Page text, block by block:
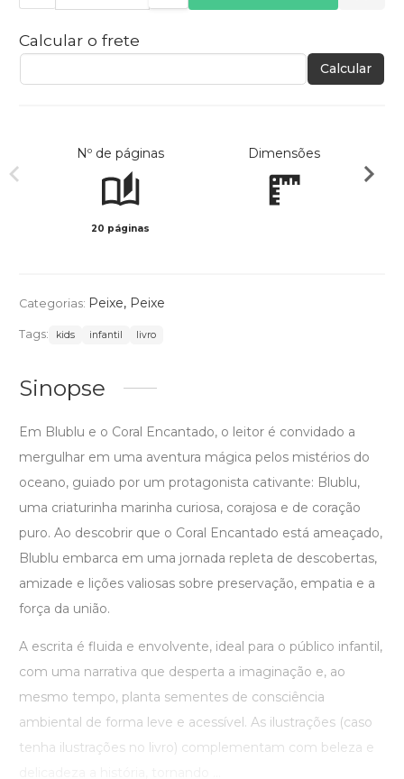
Calcular o frete
Calcular
Nº de páginas
20 páginas
Dimensões
Categorias: Peixe, Peixe
Tags: kids infantil livro
Sinopse
Em Blublu e o Coral Encantado, o leitor é convidado a
mergulhar em uma aventura mágica pelos mistérios do
oceano, guiado por um protagonista cativante: Blublu,
uma criaturinha marinha curiosa, corajosa e de coração
puro. Ao descobrir que o Coral Encantado está ameaçado,
Blublu embarca em uma jornada repleta de descobertas,
amizade e lições valiosas sobre preservação, empatia e a
força da união.
A escrita é fluida e envolvente, ideal para o público infantil,
com uma narrativa que desperta a imaginação e, ao
mesmo tempo, planta sementes de consciência
ambiental de forma leve e acessível. As ilustrações (caso
tenha ilustrações no livro) complementam com beleza e